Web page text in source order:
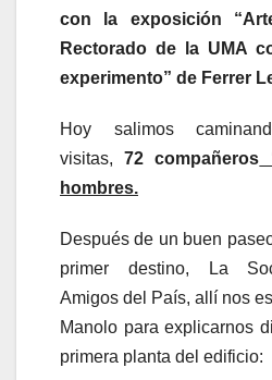
con la exposición
Rectorado de la UMA
experimento” de Ferrer
Hoy salimos
visitas,72 compañeros
hombres.
Después de un buen
primer destino, La
Amigos del País, allí nos
Manolo para explicarnos
primera planta del edificio: